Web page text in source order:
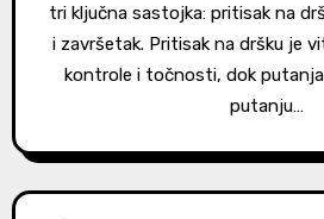
tri ključna sastojka: pritisak na
i završetak. Pritisak na dršku je
kontrole i točnosti, dok
putanju…